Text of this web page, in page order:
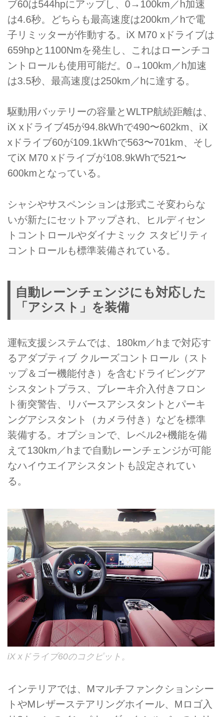
ブ60は544hpにアップし、0→100km／h加速
は4.6秒。どちらも最高速度は200km／hで電
子リミッターが作動する。iX M70 xドライブは
659hpと1100Nmを発生し、これはローンチコ
ントロールも使用可能だ。0→100km／h加速
は3.5秒、最高速度は250km／hに達する。
駆動用バッテリーの容量とWLTP航続距離は、
iX xドライブ45が94.8kWhで490〜602km、iX
xドライブ60が109.1kWhで563〜701km、そし
てiX M70 xドライブが108.9kWhで521〜
600kmとなっている。
シャシやサスペンションは形式こそ変わらな
いが新たにセットアップされ、ヒルディセン
トコントロールやダイナミック スタビリティ
コントロールも標準装備されている。
自動レーンチェンジにも対応した
「アシスト」を装備
運転支援システムでは、180km／hまで対応す
るアダプティブ クルーズコントロール（スト
ップ＆ゴー機能付き）を含むドライビングア
シスタントプラス、ブレーキ介入付きフロン
ト衝突警告、リバースアシスタントとパーキ
ングアシスタント（カメラ付き）などを標準
装備する。オプションで、レベル2+機能を備
えて130km／hまで自動レーンチェンジが可能
なハイウエイアシスタントも設定されてい
る。
iX xドライブ60のコクピット。
インテリアでは、Mマルチファンクションシー
トやMレザーステアリングホイール、Mロゴ入